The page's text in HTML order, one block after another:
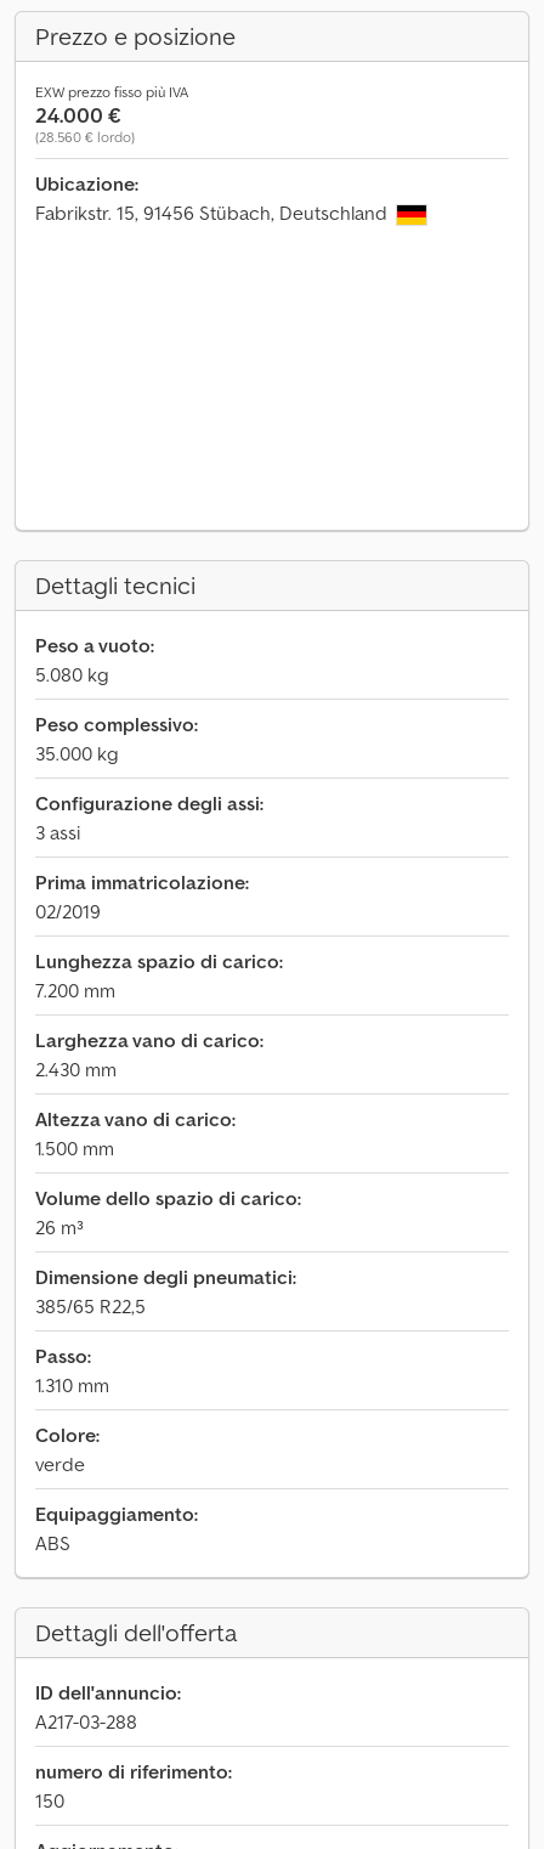
Prezzo e posizione
EXW prezzo fisso più IVA
24.000 €
(28.560 € lordo)
Ubicazione:
Fabrikstr. 15, 91456 Stübach, Deutschland
Dettagli tecnici
Peso a vuoto:
5.080 kg
Peso complessivo:
35.000 kg
Configurazione degli assi:
3 assi
Prima immatricolazione:
02/2019
Lunghezza spazio di carico:
7.200 mm
Larghezza vano di carico:
2.430 mm
Altezza vano di carico:
1.500 mm
Volume dello spazio di carico:
26 m³
Dimensione degli pneumatici:
385/65 R22,5
Passo:
1.310 mm
Colore:
verde
Equipaggiamento:
ABS
Dettagli dell'offerta
ID dell'annuncio:
A217-03-288
numero di riferimento:
150